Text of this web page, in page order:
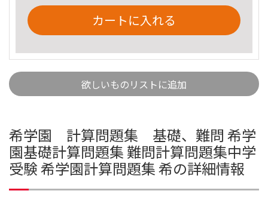
カートに入れる
欲しいものリストに追加
希学園 計算問題集 基礎、難問 希学
園基礎計算問題集 難問計算問題集中学
受験 希学園計算問題集 希の詳細情報